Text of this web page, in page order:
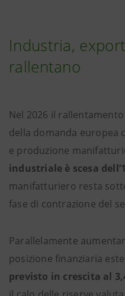
Industria,
rallentano
Nel 2026 il
della domanda europea
e produzione
industriale è scesa
manifatturiero resta
fase di contrazione del
Parallelamente
posizione finanziaria
previsto in crescita al